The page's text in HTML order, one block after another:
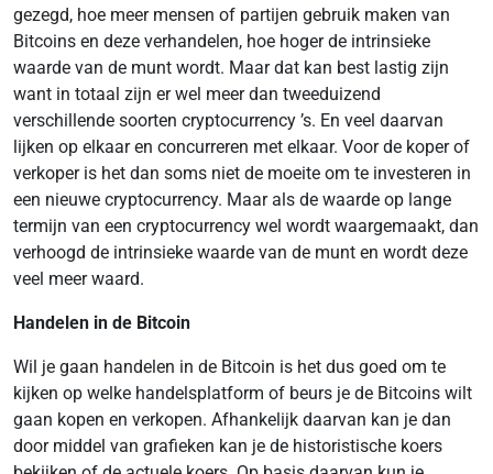
gezegd, hoe meer mensen of partijen gebruik maken van
Bitcoins en deze verhandelen, hoe hoger de intrinsieke
waarde van de munt wordt. Maar dat kan best lastig zijn
want in totaal zijn er wel meer dan tweeduizend
verschillende soorten cryptocurrency ’s. En veel daarvan
lijken op elkaar en concurreren met elkaar. Voor de koper of
verkoper is het dan soms niet de moeite om te investeren in
een nieuwe cryptocurrency. Maar als de waarde op lange
termijn van een cryptocurrency wel wordt waargemaakt, dan
verhoogd de intrinsieke waarde van de munt en wordt deze
veel meer waard.
Handelen in de Bitcoin
Wil je gaan handelen in de Bitcoin is het dus goed om te
kijken op welke handelsplatform of beurs je de Bitcoins wilt
gaan kopen en verkopen. Afhankelijk daarvan kan je dan
door middel van grafieken kan je de historistische koers